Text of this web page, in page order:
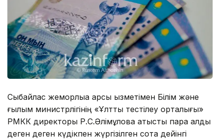
Сыбайлас жемқорлыққа қарсы қызметімен Білім және
ғылым министрлігінің «Ұлттық тестілеу орталығы»
РМКК директоры Р.С.Әлімқұловқа қатысты пара алды
деген деген күдікпен жүргізілген сотқа дейінгі